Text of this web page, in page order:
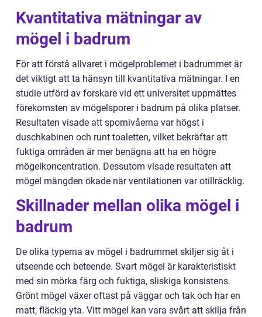
Kvantitativa mätningar av
mögel i badrum
För att förstå allvaret i mögelproblemet i badrummet är
det viktigt att ta hänsyn till kvantitativa mätningar. I en
studie utförd av forskare vid ett universitet uppmättes
förekomsten av mögelsporer i badrum på olika platser.
Resultaten visade att spornivåerna var högst i
duschkabinen och runt toaletten, vilket bekräftar att
fuktiga områden är mer benägna att ha en högre
mögelkoncentration. Dessutom visade resultaten att
mögel mängden ökade när ventilationen var otillräcklig.
Skillnader mellan olika mögel i
badrum
De olika typerna av mögel i badrummet skiljer sig åt i
utseende och beteende. Svart mögel är karakteristiskt
med sin mörka färg och fuktiga, sliskiga konsistens.
Grönt mögel växer oftast på väggar och tak och har en
matt, fläckig yta. Vitt mögel kan vara svårt att skilja från